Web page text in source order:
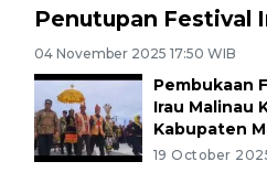
Penutupan Festival
04 November 2025 17:50 WIB
Pembukaan
Irau Malinau
Kabupaten
19 October